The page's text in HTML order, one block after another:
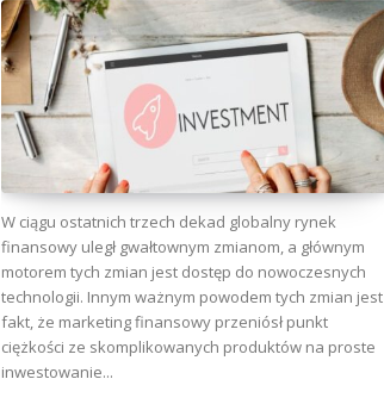
W ciągu ostatnich trzech dekad globalny rynek
finansowy uległ gwałtownym zmianom, a głównym
motorem tych zmian jest dostęp do nowoczesnych
technologii. Innym ważnym powodem tych zmian jest
fakt, że marketing finansowy przeniósł punkt
ciężkości ze skomplikowanych produktów na proste
inwestowanie...